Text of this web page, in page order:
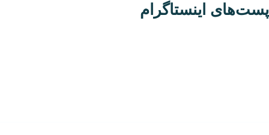
اینستاگرام